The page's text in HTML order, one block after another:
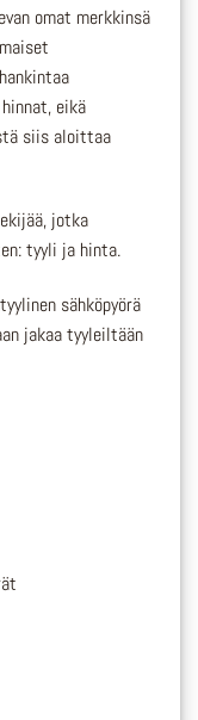
omat merkkinsä
eikä
siis aloittaa
jotka
tyyli ja hinta.
sähköpyörä
jakaa tyyleiltään